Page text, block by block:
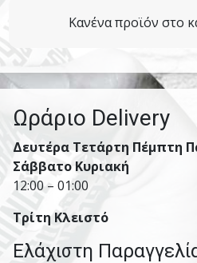
Κανένα προϊόν στο
Ωράριο Delivery
Δευτέρα Τετάρτη Πέμπτη
Σάββατο Κυριακή
12:00 – 01:00
Τρίτη Kλειστό
Ελάχιστη